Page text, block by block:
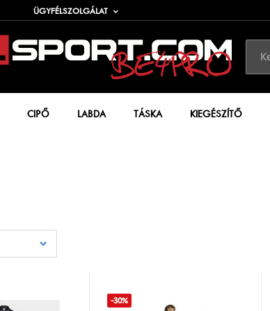
ÜGYFÉLSZOLGÁLAT
CIPŐ LABDA TÁSKA KIEGÉSZÍTŐ
-30%